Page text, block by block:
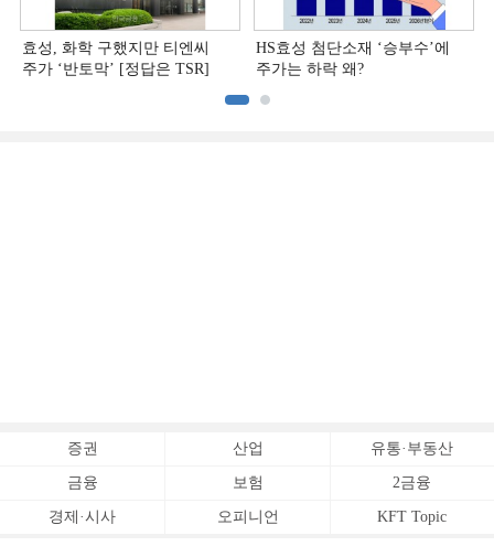
효성, 화학 구했지만 티엔씨
주가 ‘반토막’ [정답은 TSR]
HS효성 첨단소재 ‘승부수’에
주가는 하락 왜?
증권 산업 유통·부동산
금융 보험 2금융
경제·시사 오피니언 KFT Topic